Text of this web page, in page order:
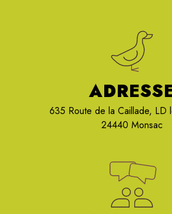
635 Route de la Caillade, LD
24440 Monsac